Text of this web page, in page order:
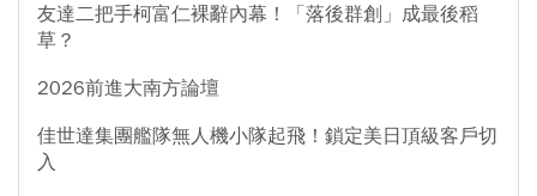
友達二把手柯富仁裸辭內幕！「落後群創」成最後稻
草？
2026前進大南方論壇
佳世達集團艦隊無人機小隊起飛！鎖定美日頂級客戶切
入